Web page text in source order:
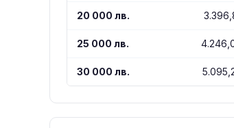
20 000 лв.
25 000 лв.
30 000 лв.